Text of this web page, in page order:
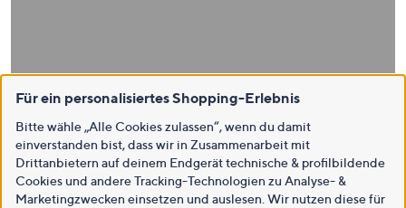
Für ein personalisiertes Shopping-Erlebnis
Bitte wähle „Alle Cookies zulassen“, wenn du damit
einverstanden bist, dass wir in Zusammenarbeit mit
Drittanbietern auf deinem Endgerät technische & profilbildende
Cookies und andere Tracking-Technologien zu Analyse- &
Marketingzwecken einsetzen und auslesen. Wir nutzen diese für